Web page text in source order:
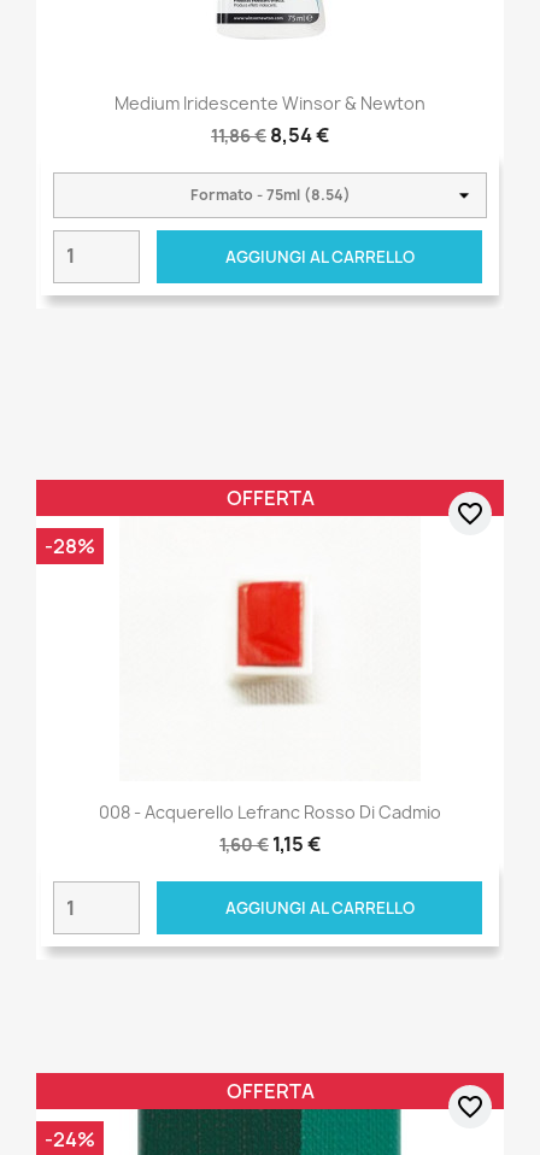
Medium Iridescente Winsor & Newton
11,86 € 8,54 €
AGGIUNGI AL CARRELLO
008 - Acquerello Lefranc Rosso Di Cadmio
1,60 € 1,15 €
AGGIUNGI AL CARRELLO
OFFERTA
-28%
favorite_border
OFFERTA
-24%
favorite_border